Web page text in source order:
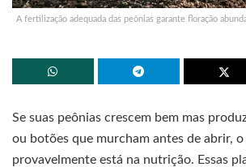
A fertilização adequada das peônias garante floração
Se suas peônias crescem bem mas
ou botões que murcham antes de abrir,
provavelmente está na nutrição. Essas